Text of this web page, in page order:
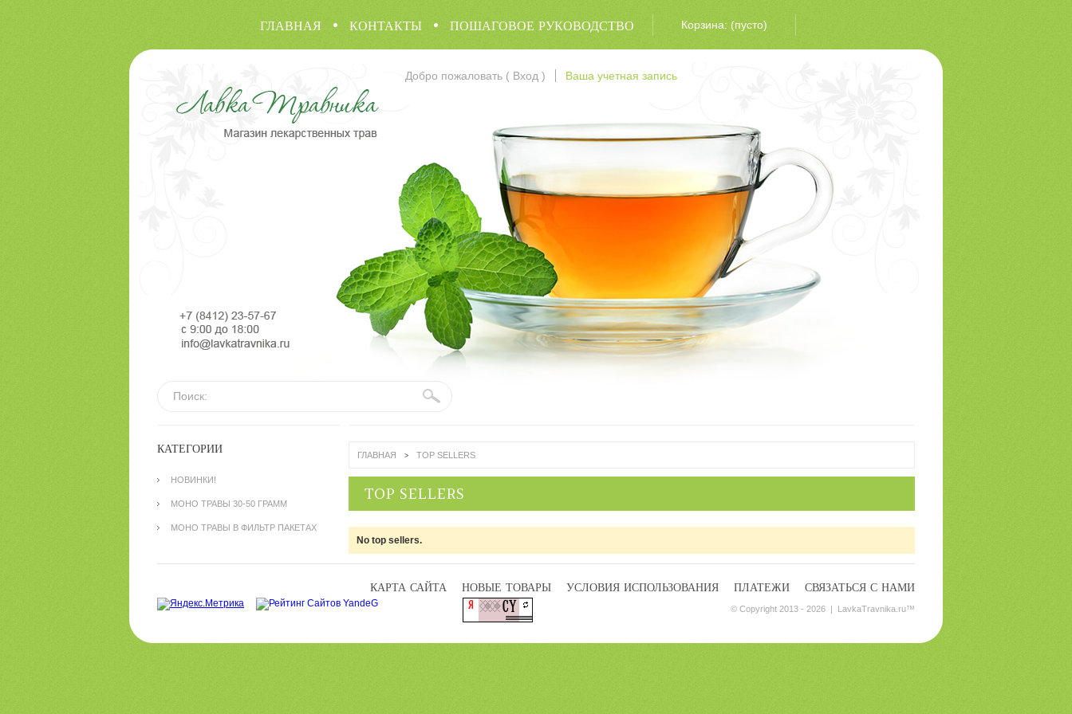
Корзина: (пусто)
Добро пожаловать ( Вход ) Ваша учетная запись
ГЛАВНАЯ КОНТАКТЫ ПОШАГОВОЕ РУКОВОДСТВО
КАТЕГОРИИ
НОВИНКИ!
МОНО ТРАВЫ 30-50 ГРАММ
МОНО ТРАВЫ В ФИЛЬТР ПАКЕТАХ
ГЛАВНАЯ > TOP SELLERS
TOP SELLERS
No top sellers.
КАРТА САЙТА НОВЫЕ ТОВАРЫ УСЛОВИЯ ИСПОЛЬЗОВАНИЯ ПЛАТЕЖИ СВЯЗАТЬСЯ С НАМИ
© Copyright 2013 - 2026 | LavkaTravnika.ru™